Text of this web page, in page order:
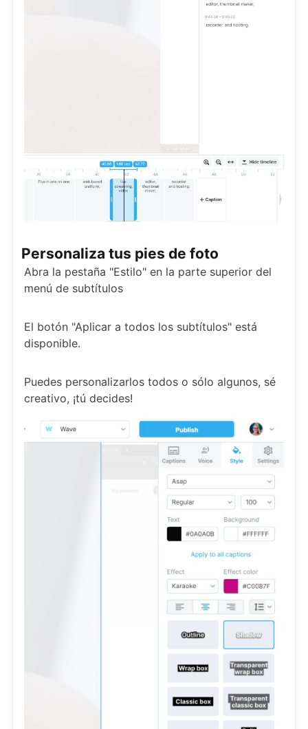
Personaliza tus pies de foto
Abra la pestaña "Estilo" en la parte superior del
menú de subtítulos
El botón "Aplicar a todos los subtítulos" está
disponible.
Puedes personalizarlos todos o sólo algunos, sé
creativo, ¡tú decides!